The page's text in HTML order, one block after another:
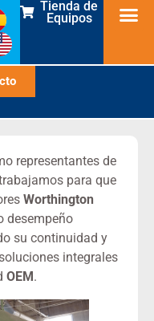
Tienda de
Equipos
representantes de
para que
Worthington
desempeño
su continuidad y
integrales
OEM.